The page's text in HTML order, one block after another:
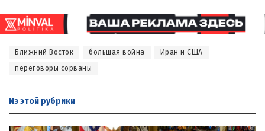
Ближний Восток большая война
Иран и США
переговоры сорваны
Из этой рубрики